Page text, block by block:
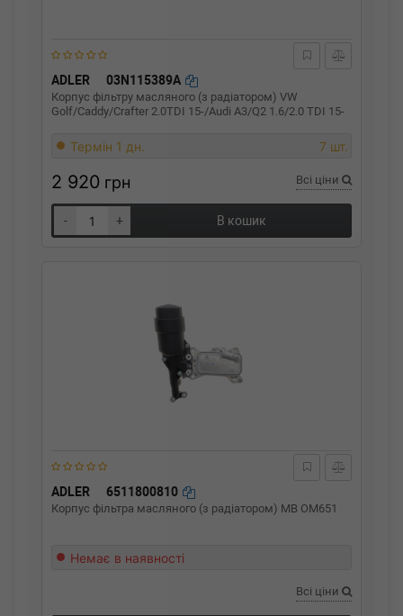
ADLER 03N115389A
Корпус фільтру масляного (з радіатором) VW
Golf/Caddy/Crafter 2.0TDI 15-/Audi A3/Q2 1.6/2.0 TDI 15-
Термін 1 дн. 7 шт.
2 920 грн Всі ціни
- + В кошик
ADLER 6511800810
Корпус фільтра масляного (з радіатором) MB OM651
Немає в наявності
Всі ціни